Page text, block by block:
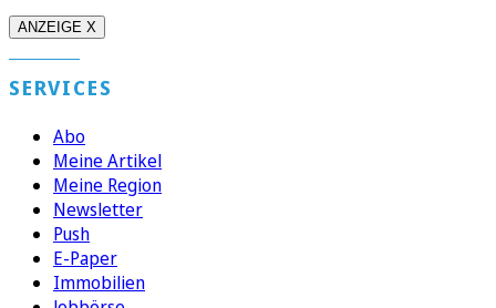
ANZEIGE X
SERVICES
Abo
Meine Artikel
Meine Region
Newsletter
Push
E-Paper
Immobilien